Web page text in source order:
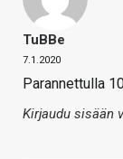
TuBBe
7.1.2020
Parannettulla
Kirjaudu sisään